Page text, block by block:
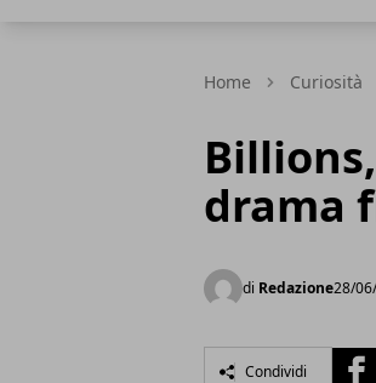
Home Curiosità
drama
di Redazione28/
Condividi